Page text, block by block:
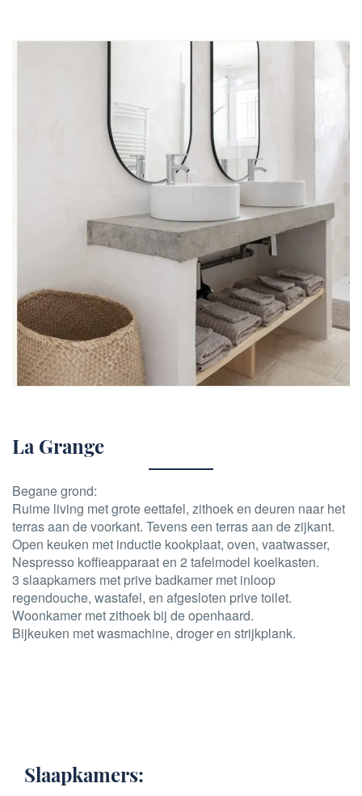
La Grange
Begane grond:
Ruime living met grote eettafel, zithoek en deuren naar het
terras aan de voorkant. Tevens een terras aan de zijkant.
Open keuken met inductie kookplaat, oven, vaatwasser,
Nespresso koffieapparaat en 2 tafelmodel koelkasten.
3 slaapkamers met prive badkamer met inloop
regendouche, wastafel, en afgesloten prive toilet.
Woonkamer met zithoek bij de openhaard.
Bijkeuken met wasmachine, droger en strijkplank.
Slaapkamers: